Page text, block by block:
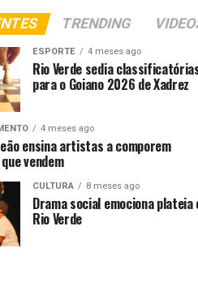
TRENDING
ESPORTE 4 meses ago
Rio Verde sedia
para o Goiano 2026 de Xadrez
4 meses ago
ensina artistas a comporem
vendem
CULTURA 8 meses ago
Drama social emociona plateia
Rio Verde